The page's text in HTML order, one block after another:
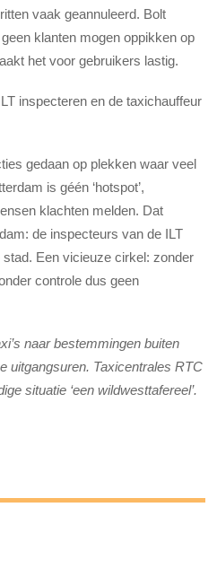
vaak geannuleerd. Bolt
klanten mogen oppikken op
het voor gebruikers lastig.
inspecteren en de taxichauffeur
gedaan op plekken waar veel
is géén ‘hotspot’,
klachten melden. Dat
de inspecteurs van de ILT
Een vicieuze cirkel: zonder
controle dus geen
naar bestemmingen buiten
uitgangsuren. Taxicentrales RTC
situatie ‘een wildwesttafereel’.